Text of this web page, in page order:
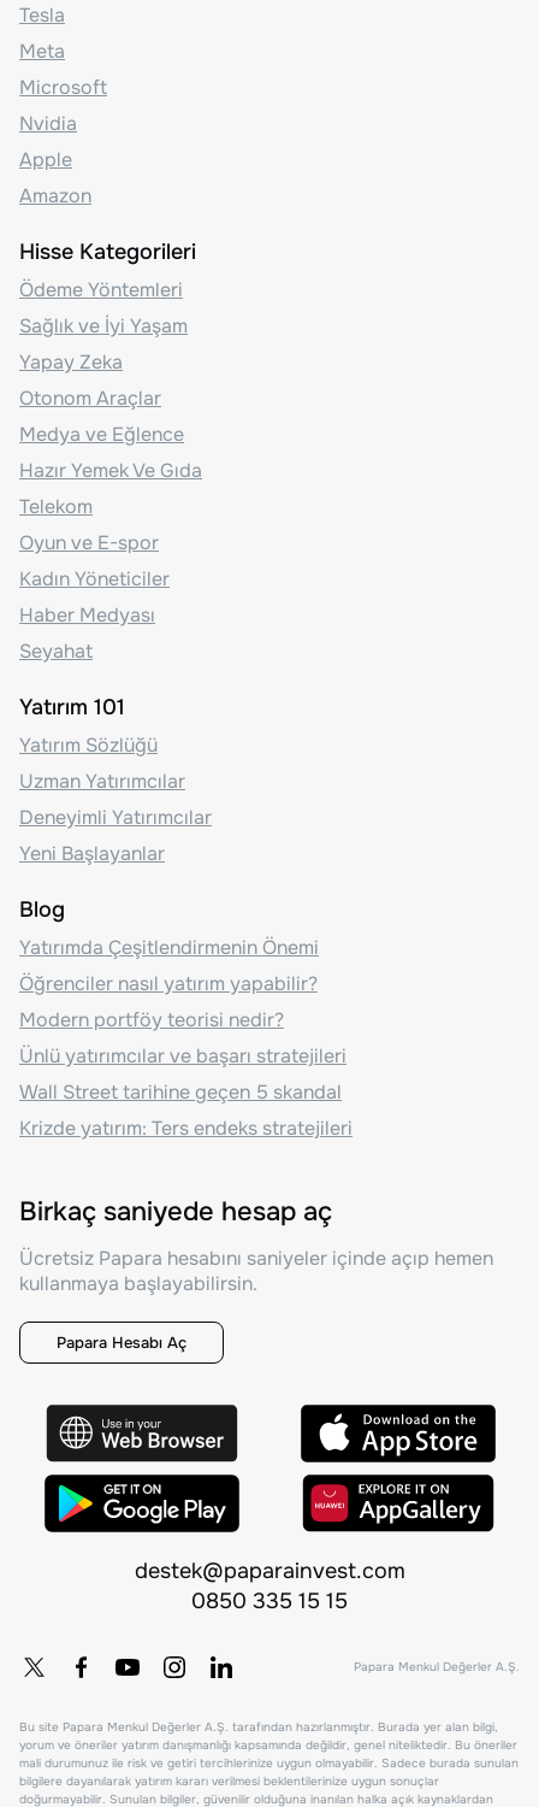
Tesla
Meta
Microsoft
Nvidia
Apple
Amazon
Hisse Kategorileri
Ödeme Yöntemleri
Sağlık ve İyi Yaşam
Yapay Zeka
Otonom Araçlar
Medya ve Eğlence
Hazır Yemek Ve Gıda
Telekom
Oyun ve E-spor
Kadın Yöneticiler
Haber Medyası
Seyahat
Yatırım 101
Yatırım Sözlüğü
Uzman Yatırımcılar
Deneyimli Yatırımcılar
Yeni Başlayanlar
Blog
Yatırımda Çeşitlendirmenin Önemi
Öğrenciler nasıl yatırım yapabilir?
Modern portföy teorisi nedir?
Ünlü yatırımcılar ve başarı stratejileri
Wall Street tarihine geçen 5 skandal
Krizde yatırım: Ters endeks stratejileri
Birkaç saniyede hesap aç
Ücretsiz Papara hesabını saniyeler içinde açıp hemen
kullanmaya başlayabilirsin.
Papara Hesabı Aç
destek@paparainvest.com
0850 335 15 15
Papara Menkul Değerler A.Ş.
Bu site Papara Menkul Değerler A.Ş. tarafından hazırlanmıştır. Burada yer alan bilgi,
yorum ve öneriler yatırım danışmanlığı kapsamında değildir, genel niteliktedir. Bu öneriler
mali durumunuz ile risk ve getiri tercihlerinize uygun olmayabilir. Sadece burada sunulan
bilgilere dayanılarak yatırım kararı verilmesi beklentilerinize uygun sonuçlar
doğurmayabilir. Sunulan bilgiler, güvenilir olduğuna inanılan halka açık kaynaklardan